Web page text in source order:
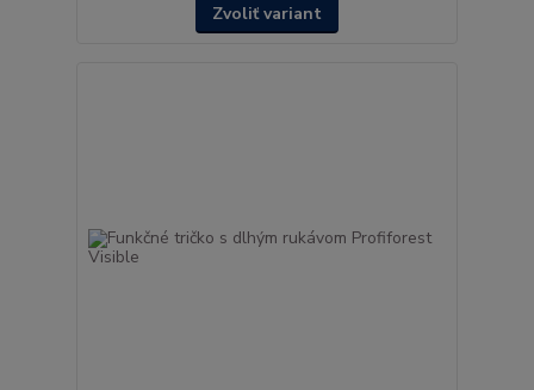
Zvoliť variant